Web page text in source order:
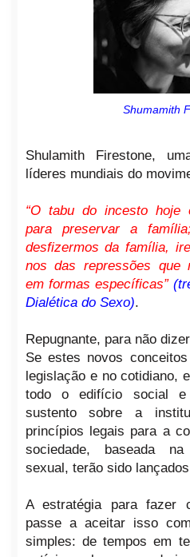
Shumamith
Shulamith Firestone,
líderes mundiais do
“O tabu do incesto hoje
para preservar a
desfizermos da família,
nos das repressões que
em formas específicas”
Dialética do Sexo).
Repugnante, para não
Se estes novos
legislação e no cotidiano,
todo o edifício social
sustento sobre a
princípios legais para a
sociedade, baseada
sexual, terão sido
A estratégia para fazer
passe a aceitar isso
simples: de tempos em